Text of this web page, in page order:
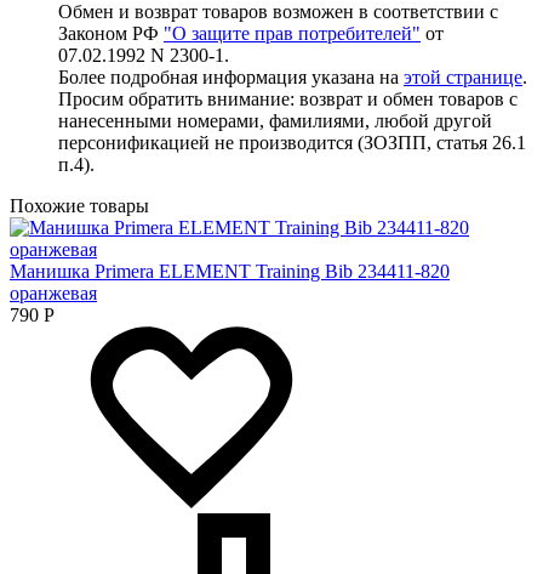
Обмен и возврат товаров возможен в соответствии с
Законом РФ "О защите прав потребителей" от
07.02.1992 N 2300-1.
Более подробная информация указана на этой странице.
Просим обратить внимание: возврат и обмен товаров с
нанесенными номерами, фамилиями, любой другой
персонификацией не производится (ЗОЗПП, статья 26.1
п.4).
Похожие товары
Манишка Primera ELEMENT Training Bib 234411-820
оранжевая
790 Р